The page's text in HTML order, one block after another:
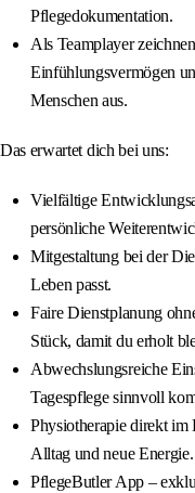
Pflegedokumentation.
Als Teamplayer
Einfühlungsvermögen
Menschen aus.
Das erwartet dich bei uns:
Vielfältige
persönliche
Mitgestaltung bei der
Leben passt.
Faire Dienstplanung
Stück, damit du erholt
Abwechslungsreiche
Tagespflege sinnvoll
Physiotherapie direkt
Alltag und neue Energie.
PflegeButler App –